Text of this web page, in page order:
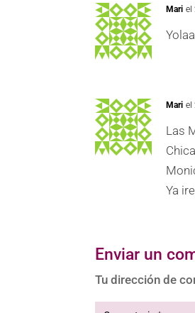
Mari el
Mari el
Las
Ya
Enviar un
Tu dirección de